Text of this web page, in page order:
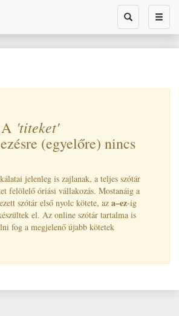
Toggle
search
A 'titeket'
(egyelőre) nincs
jelenleg is zajlanak, a teljes szótár
felölelő óriási vállakozás. Mostanáig a
szótár első nyolc kötete, az a–ez-ig
el. Az online szótár tartalma is
fog a megjelenő újabb kötetek